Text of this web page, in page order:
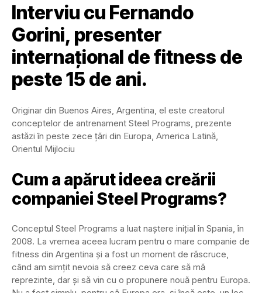
Interviu cu Fernando
Gorini, presenter
internațional de fitness de
peste 15 de ani.
Originar din Buenos Aires, Argentina, el este creatorul
conceptelor de antrenament Steel Programs, prezente
astăzi în peste zece țări din Europa, America Latină,
Orientul Mijlociu
Cum a apărut ideea creării
companiei Steel Programs?
Conceptul Steel Programs a luat naștere inițial în Spania, în
2008. La vremea aceea lucram pentru o mare companie de
fitness din Argentina și a fost un moment de răscruce,
când am simțit nevoia să creez ceva care să mă
reprezinte, dar și să vin cu o propunere nouă pentru Europa.